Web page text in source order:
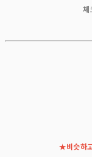
체
★비슷하